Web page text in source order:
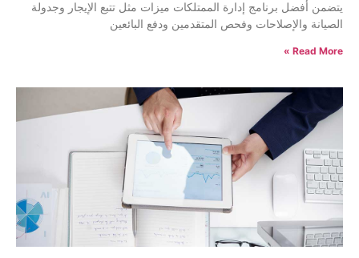
يتضمن أفضل برنامج إدارة الممتلكات ميزات مثل تتبع الإيجار وجدولة
الصيانة والإصلاحات وفحص المتقدمين ودفع البائعين
Read More »